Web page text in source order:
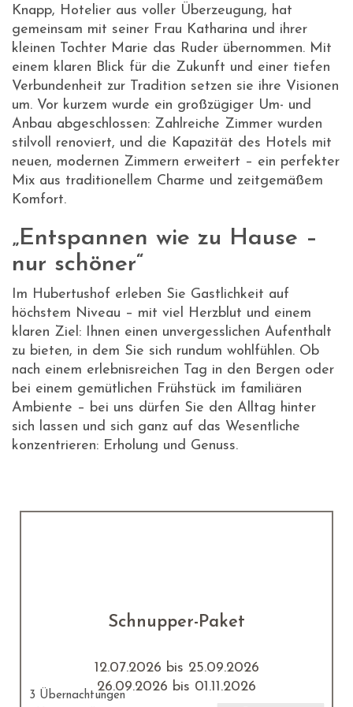
Knapp, Hotelier aus voller Überzeugung, hat
gemeinsam mit seiner Frau Katharina und ihrer
kleinen Tochter Marie das Ruder übernommen. Mit
einem klaren Blick für die Zukunft und einer tiefen
Verbundenheit zur Tradition setzen sie ihre Visionen
um. Vor kurzem wurde ein großzügiger Um- und
Anbau abgeschlossen: Zahlreiche Zimmer wurden
stilvoll renoviert, und die Kapazität des Hotels mit
neuen, modernen Zimmern erweitert – ein perfekter
Mix aus traditionellem Charme und zeitgemäßem
Komfort.
„Entspannen wie zu Hause –
nur schöner“
Im Hubertushof erleben Sie Gastlichkeit auf
höchstem Niveau – mit viel Herzblut und einem
klaren Ziel: Ihnen einen unvergesslichen Aufenthalt
zu bieten, in dem Sie sich rundum wohlfühlen. Ob
nach einem erlebnisreichen Tag in den Bergen oder
bei einem gemütlichen Frühstück im familiären
Ambiente – bei uns dürfen Sie den Alltag hinter
sich lassen und sich ganz auf das Wesentliche
konzentrieren: Erholung und Genuss.
Schnupper-Paket
12.07.2026 bis 25.09.2026
26.09.2026 bis 01.11.2026
3 Übernachtungen